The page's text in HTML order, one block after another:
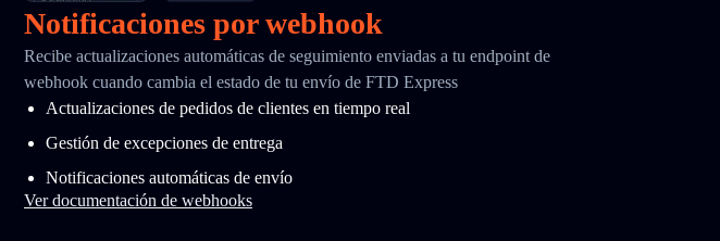
Notificaciones por webhook
Recibe actualizaciones automáticas de seguimiento enviadas a tu endpoint de
webhook cuando cambia el estado de tu envío de FTD Express
Actualizaciones de pedidos de clientes en tiempo real
Gestión de excepciones de entrega
Notificaciones automáticas de envío
Ver documentación de webhooks